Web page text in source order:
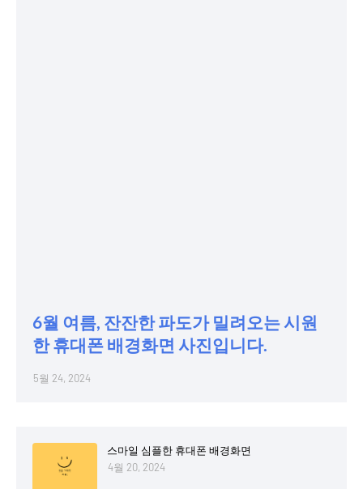
6월 여름, 잔잔한 파도가 밀려오는 시원
한 휴대폰 배경화면 사진입니다.
5월 24, 2024
스마일 심플한 휴대폰 배경화면
4월 20, 2024